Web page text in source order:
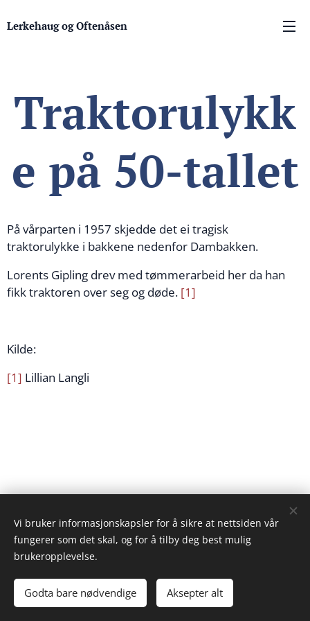
Lerkehaug og Oftenåsen
Traktorulykk
e på 50-tallet
På vårparten i 1957 skjedde det ei tragisk
traktorulykke i bakkene nedenfor Dambakken.
Lorents Gipling drev med tømmerarbeid her da han
fikk traktoren over seg og døde. [1]
Kilde:
[1] Lillian Langli
Bilder levert avPexels
Informasjonskapsler
Vi bruker informasjonskapsler for å sikre at nettsiden vår
fungerer som det skal, og for å tilby deg best mulig
brukeropplevelse.
Godta bare nødvendige Aksepter alt